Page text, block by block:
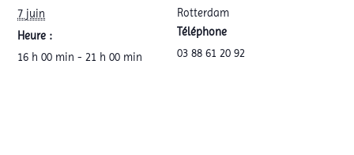
7 juin
Heure :
16 h 00 min - 21 h 00 min
Rotterdam
Téléphone
03 88 61 20 92